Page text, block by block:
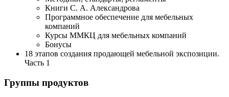
Книги С. А. Александрова
Программное обеспечение для мебельных
компаний
Курсы ММКЦ для мебельных компаний
Бонусы
18 этапов создания продающей мебельной экспозиции.
Часть 1
Группы продуктов